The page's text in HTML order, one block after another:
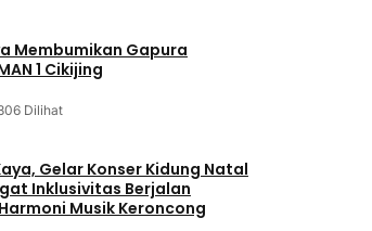
Membumikan Gapura
1 Cikijing
Dilihat
Gelar Konser Kidung Natal
Inklusivitas Berjalan
Musik Keroncong